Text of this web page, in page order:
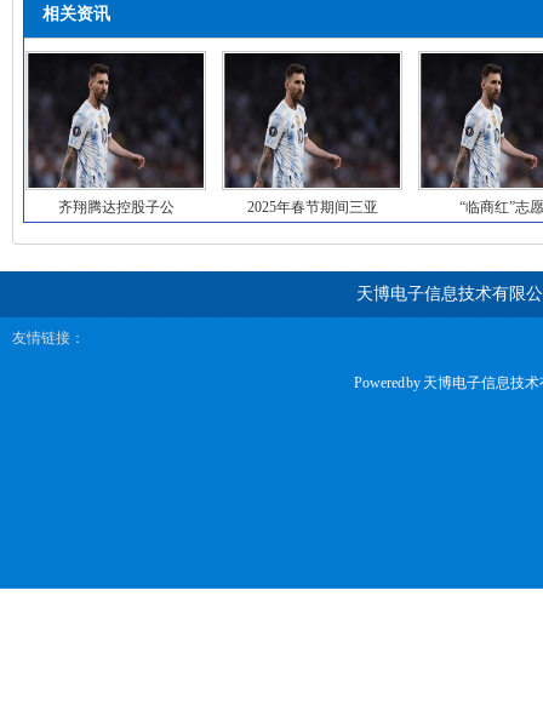
相关资讯
齐翔腾达控股子公 2025年春节期间三亚 “临商红”志
天博电子信息技术有限
友情链接：
Powered by 天博电子信息技